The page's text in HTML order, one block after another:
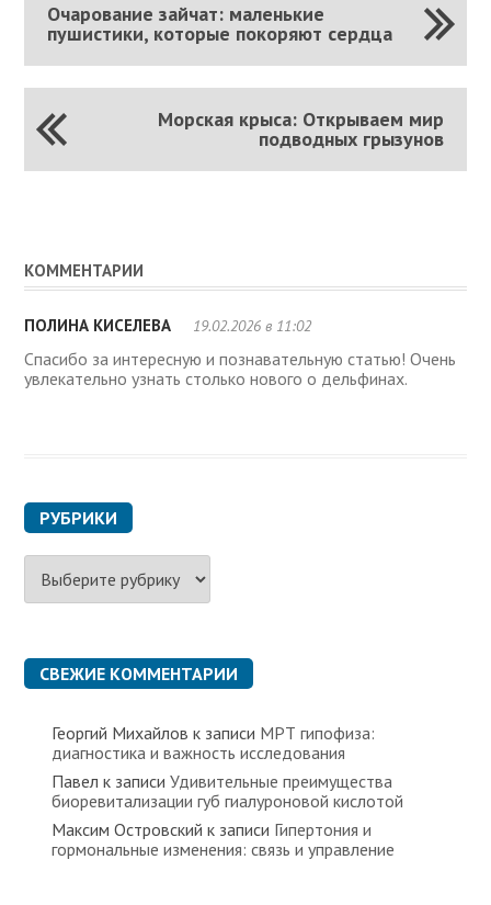
Очарование зайчат: маленькие
пушистики, которые покоряют сердца
Морская крыса: Открываем мир
подводных грызунов
КОММЕНТАРИИ
ПОЛИНА КИСЕЛЕВА 19.02.2026 в 11:02
Спасибо за интересную и познавательную статью! Очень
увлекательно узнать столько нового о дельфинах.
РУБРИКИ
б
к
и СВЕЖИЕ КОММЕНТАРИИ
Георгий Михайлов к записи МРТ гипофиза:
диагностика и важность исследования
Павел к записиУдивительные преимущества
биоревитализации губ гиалуроновой кислотой
Максим Островский к записи Гипертония и
гормональные изменения: связь и управление